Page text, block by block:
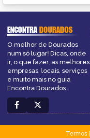
ENCONTRADOURADOS
O melhor de Dourados
num só lugar! Dicas, onde
ir, o que fazer, as melhores
empresas, locais, serviços
e muito mais no guia
Encontra Dourados.
Termos|